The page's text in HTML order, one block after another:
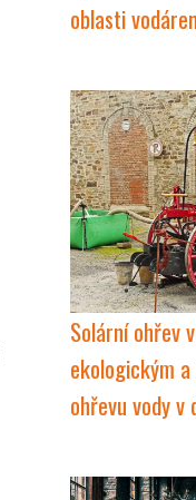
oblasti
Solární ohřev
ekologickým
ohřevu vody v